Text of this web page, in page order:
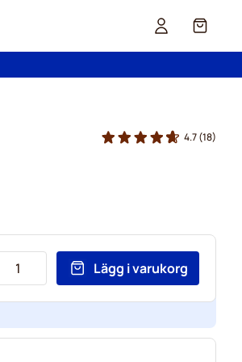
Cart
4.7(18)
Lägg i varukorg